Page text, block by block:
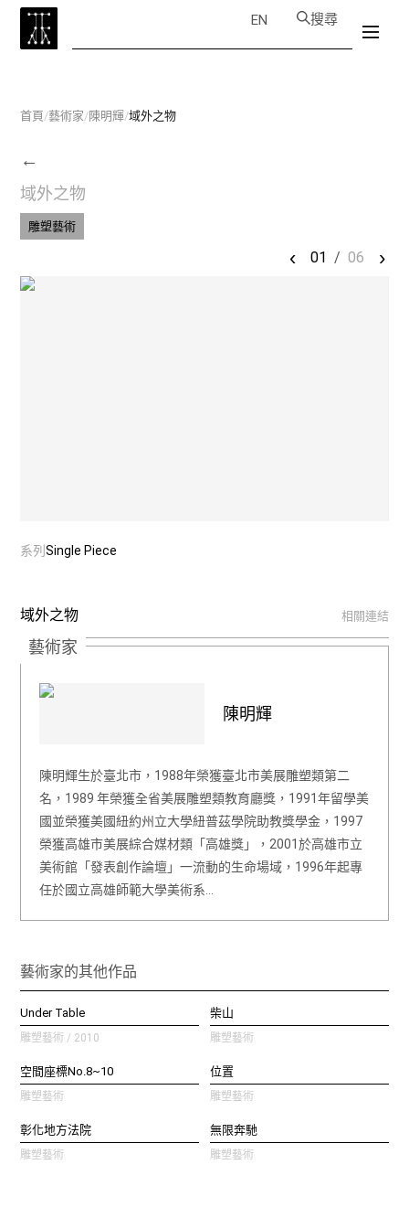
EN 搜尋
首頁/藝術家/陳明輝/域外之物
←
域外之物
雕塑藝術
‹ 01 / 06 ›
系列Single Piece
域外之物 相關連結
藝術家
陳明輝
陳明輝生於臺北市，1988年榮獲臺北市美展雕塑類第二
名，1989 年榮獲全省美展雕塑類教育廳獎，1991年留學美
國並榮獲美國紐約州立大學紐普茲學院助教獎學金，1997
榮獲高雄市美展綜合媒材類「高雄獎」，2001於高雄市立
美術館「發表創作論壇」一流動的生命場域，1996年起專
任於國立高雄師範大學美術系…
藝術家的其他作品
Under Table
雕塑藝術 / 2010
柴山
雕塑藝術
空間座標No.8~10
雕塑藝術
位置
雕塑藝術
彰化地方法院
雕塑藝術
無限奔馳
雕塑藝術